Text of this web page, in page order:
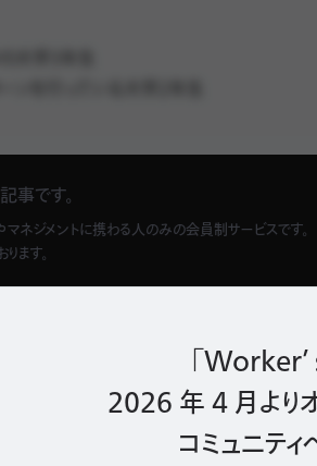
「Worker’
2026 年 4 月より
コミュニテ
重要？
す』て言う人は見たことないですね。
いう面でオフィスを比べるのもありかな
事です。
マネジメントに携わる人のみの会員制サービスです。
ます。